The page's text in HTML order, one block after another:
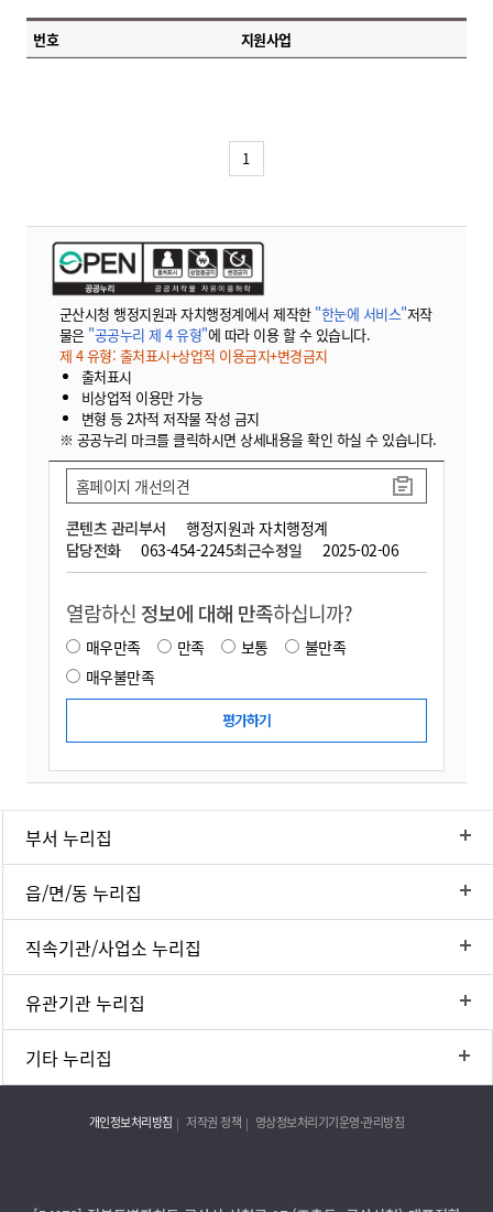
번호 지원사업
1
군산시청 행정지원과 자치행정계에서 제작한 "한눈에 서비스"저작
물은 "공공누리 제 4 유형"에 따라 이용 할 수 있습니다.
제 4 유형: 출처표시+상업적 이용금지+변경금지
출처표시
비상업적 이용만 가능
변형 등 2차적 저작물 작성 금지
※ 공공누리 마크를 클릭하시면 상세내용을 확인 하실 수 있습니다.
콘텐츠 관리부서
행정지원과 자치행정계
담당전화
063-454-2245최근수정일 2025-02-06
홈페이지 개선의견
열람하신 정보에 대해 만족하십니까?
매우만족 만족 보통
불만족
매우불만족
부서 누리집
읍/면/동 누리집
직속기관/사업소 누리집
유관기관 누리집
기타 누리집
개인정보처리방침 저작권 정책 영상정보처리기기운영·관리방침